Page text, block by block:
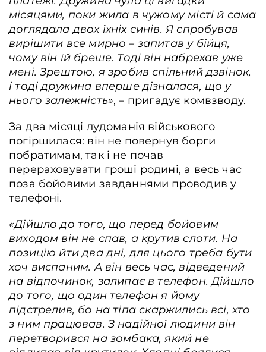
місяцями, поки жила в чужому місті й сама
доглядала двох їхніх синів. Я спробував
вирішити все мирно – запитав у бійця,
чому він їй бреше. Тоді він набрехав уже
мені. Зрештою, я зробив спільний дзвінок,
і тоді дружина вперше дізналася, що у
нього залежність», – пригадує комвзводу.
За два місяці лудоманія військового
погіршилася: він не повернув борги
побратимам, так і не почав
перераховувати гроші родині, а весь час
поза бойовими завданнями проводив у
телефоні.
«Дійшло до того, що перед бойовим
виходом він не спав, а крутив слоти. На
позицію йти два дні, для цього треба бути
хоч виспаним. А він весь час, відведений
на відпочинок, залипає в телефон.Дійшло
до того, що один телефон я йому
підстрелив, бо на тіпа скаржились всі, хто
з ним працював. З надійної людини він
перетворився на зомбака, який не